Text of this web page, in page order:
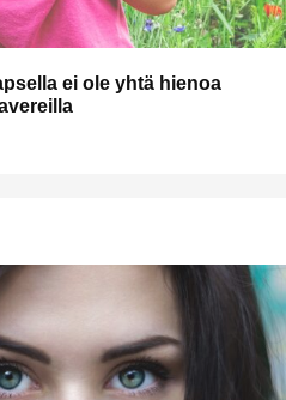
ei ole yhtä hienoa